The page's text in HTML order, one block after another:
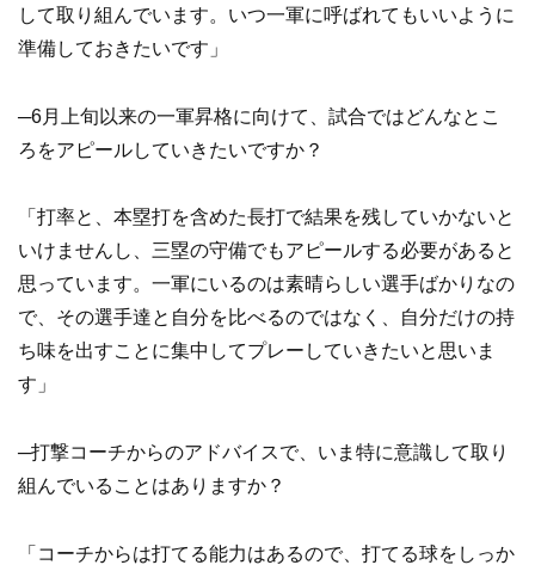
して取り組んでいます。いつ一軍に呼ばれてもいいように
準備しておきたいです」
─6月上旬以来の一軍昇格に向けて、試合ではどんなとこ
ろをアピールしていきたいですか？
「打率と、本塁打を含めた長打で結果を残していかないと
いけませんし、三塁の守備でもアピールする必要があると
思っています。一軍にいるのは素晴らしい選手ばかりなの
で、その選手達と自分を比べるのではなく、自分だけの持
ち味を出すことに集中してプレーしていきたいと思いま
す」
─打撃コーチからのアドバイスで、いま特に意識して取り
組んでいることはありますか？
「コーチからは打てる能力はあるので、打てる球をしっか